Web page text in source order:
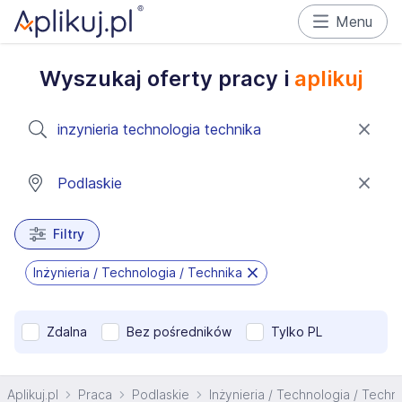
Menu
Wyszukaj oferty pracy i aplikuj
Filtry
Inżynieria / Technologia / Technika
Zdalna Bez pośredników Tylko PL
Aplikuj.pl Praca Podlaskie Inżynieria / Technologia /